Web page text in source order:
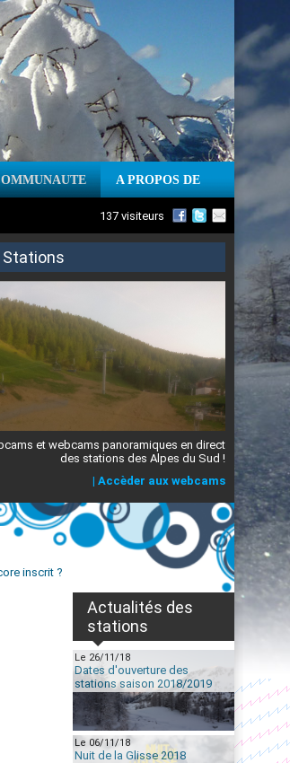
A PROPOS DE
137 visiteurs
et webcams panoramiques en direct
des stations des Alpes du Sud !
| Accèder aux webcams
inscrit ?
Actualités des
stations
Le 26/11/18
Dates d'ouverture des
stations saison 2018/2019
Le 06/11/18
Nuit de la Glisse 2018